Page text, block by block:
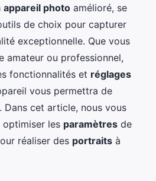
meilleurs
optimiser la
photo pour
un iPhone 13?
5 min de lecture
appareil photo amélioré, se
de choix pour capturer
exceptionnelle. Que vous
amateur ou professionnel,
fonctionnalités et réglages
vous permettra de
. Dans cet article, nous vous
les paramètres de
réaliser des portraits à